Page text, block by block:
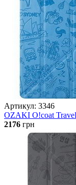
Артикул: 3346
OZAKI O!coat
2176 грн